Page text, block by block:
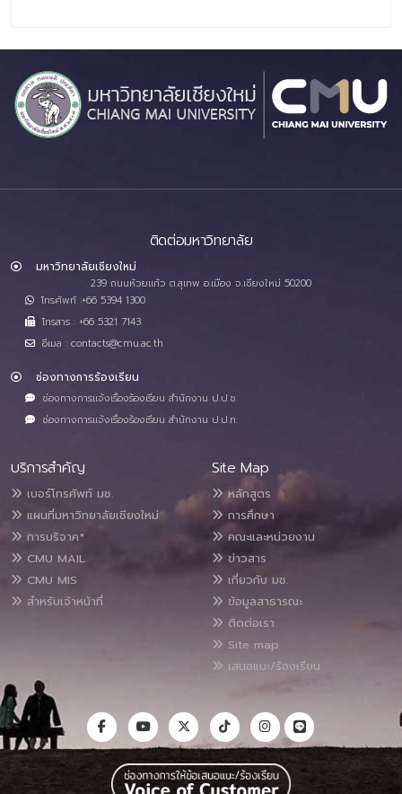
ติดต่อมหาวิทยาลัย
มหาวิทยาลัยเชียงใหม่
239 ถนนห้วยแก้ว ต.สุเทพ อ.เมือง จ.เชียงใหม่ 50200
โทรศัพท์ :+66 5394 1300
โทรสาร : +66 5321 7143
อีเมล : contacts@cmu.ac.th
ช่องทางการร้องเรียน
ช่องทางการแจ้งเรื่องร้องเรียน สำนักงาน ป.ป.ช.
ช่องทางการแจ้งเรื่องร้องเรียน สำนักงาน ป.ป.ท.
บริการสำคัญ
เบอร์โทรศัพท์ มช.
แผนที่มหาวิทยาลัยเชียงใหม่
การบริจาค*
CMU MAIL
CMU MIS
สำหรับเจ้าหน้าที่
Site Map
หลักสูตร
การศึกษา
คณะและหน่วยงาน
ข่าวสาร
เกี่ยวกับ มช.
ข้อมูลสาธารณะ
ติดต่อเรา
Site map
เสนอแนะ/ร้องเรียน